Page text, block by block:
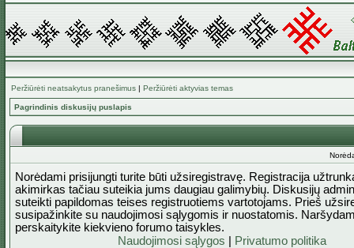
Peržiūrėti neatsakytus pranešimus | Peržiūrėti aktyvias temas
Pagrindinis diskusijų puslapis
Norėdami prisijungti turite būti užsiregistravę. Registracija
akimirkas tačiau suteikia jums daugiau galimybių. Diskusijų
suteikti papildomas teises registruotiems vartotojams. Prieš
susipažinkite su naudojimosi sąlygomis ir nuostatomis.
perskaitykite kiekvieno forumo taisykles.
Naudojimosi sąlygos
Privatumo politika